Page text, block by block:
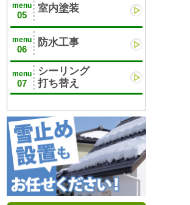
menu
05
室内塗装
menu
06
防水工事
menu
07
シーリング
打ち替え